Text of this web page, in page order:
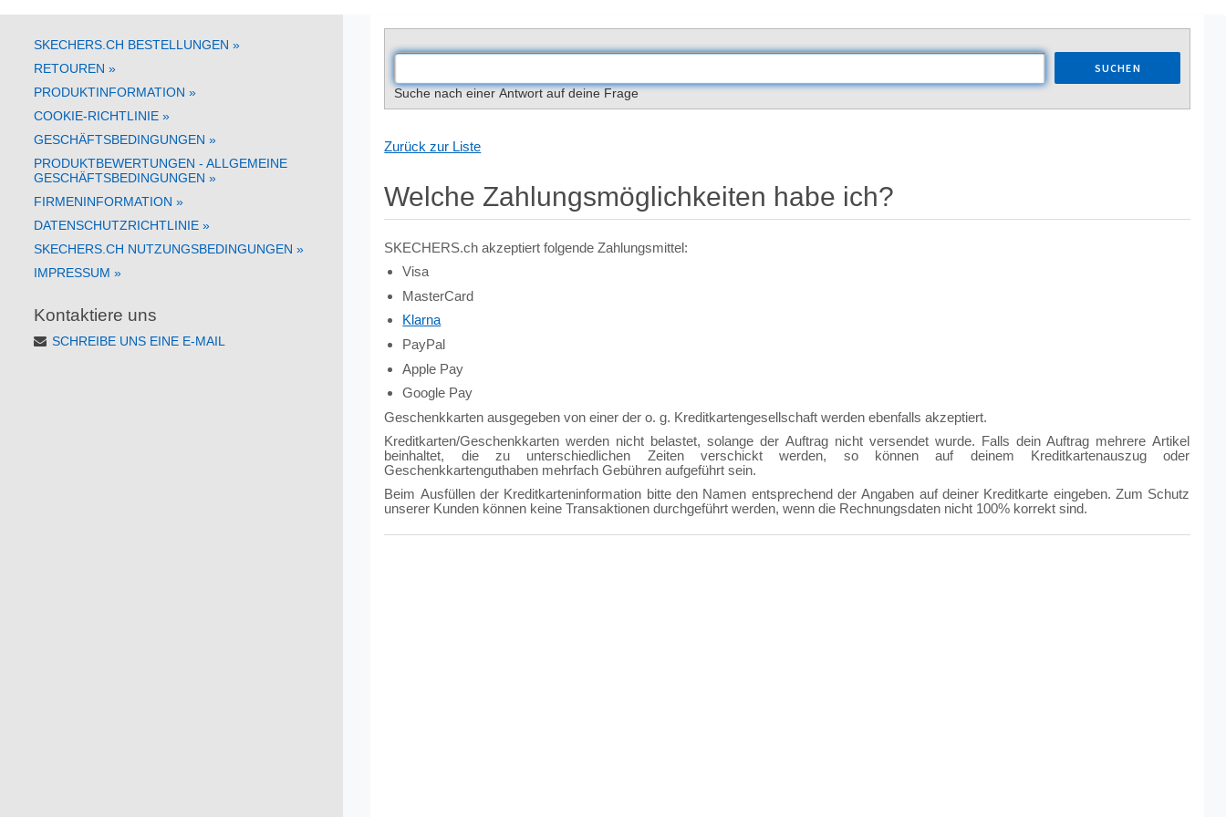
SKECHERS.CH BESTELLUNGEN »
RETOUREN »
PRODUKTINFORMATION »
COOKIE-RICHTLINIE »
GESCHÄFTSBEDINGUNGEN »
PRODUKTBEWERTUNGEN - ALLGEMEINE
GESCHÄFTSBEDINGUNGEN »
FIRMENINFORMATION »
DATENSCHUTZRICHTLINIE »
SKECHERS.CH NUTZUNGSBEDINGUNGEN »
IMPRESSUM »
Kontaktiere uns
SCHREIBE UNS EINE E-MAIL
SUCHEN
Suche nach einer Antwort auf deine Frage
Zurück zur Liste
Welche Zahlungsmöglichkeiten habe ich?
SKECHERS.ch akzeptiert folgende Zahlungsmittel:
Visa
MasterCard
Klarna
PayPal
Apple Pay
Google Pay
Geschenkkarten ausgegeben von einer der o. g. Kreditkartengesellschaft werden ebenfalls akzeptiert.
Kreditkarten/Geschenkkarten werden nicht belastet, solange der Auftrag nicht versendet wurde. Falls dein Auftrag mehrere Artikel
beinhaltet, die zu unterschiedlichen Zeiten verschickt werden, so können auf deinem Kreditkartenauszug oder
Geschenkkartenguthaben mehrfach Gebühren aufgeführt sein.
Beim Ausfüllen der Kreditkarteninformation bitte den Namen entsprechend der Angaben auf deiner Kreditkarte eingeben. Zum Schutz
unserer Kunden können keine Transaktionen durchgeführt werden, wenn die Rechnungsdaten nicht 100% korrekt sind.